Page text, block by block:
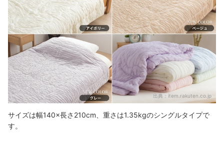
出典： item.rakuten.co.jp
サイズは幅140×長さ210cm、重さは1.35kgのシングルタイプで
す。